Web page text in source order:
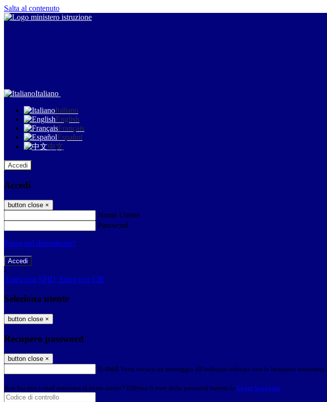
Salta al contenuto
Italiano
Italiano
English
Français
Español
中文
Accedi
Accedi
button close ×
Nome Utente
Password
Password dimenticata?
-
Entra con SPID Entra con CIE
Seleziona utente
button close ×
Recupero password
button close ×
E-mail Verrà inviato un messaggio all'indirizzo indicato con le istruzioni necessarie.
Non hai una e-mail associata al nome utente? Effettua il reset della password tramite la Login Spaggiari